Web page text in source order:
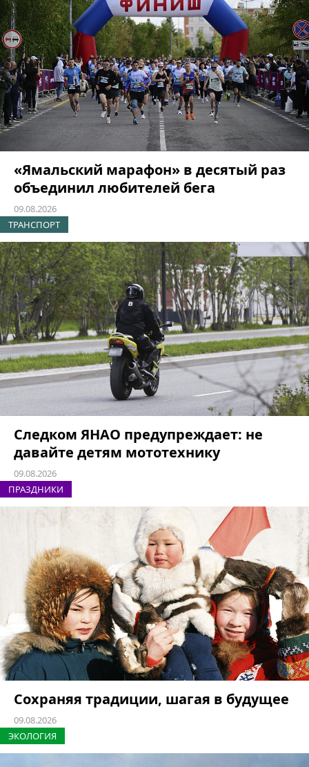
«Ямальский марафон» в десятый раз
объединил любителей бега
09.08.2026
ТРАНСПОРТ
Следком ЯНАО предупреждает: не
давайте детям мототехнику
09.08.2026
ПРАЗДНИКИ
Сохраняя традиции, шагая в будущее
09.08.2026
ЭКОЛОГИЯ